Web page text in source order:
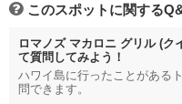
このスポットに関する
ロマノズ マカロニ グリル (ク
て質問してみよう！
ハワイ島に行ったことがある
問できます。